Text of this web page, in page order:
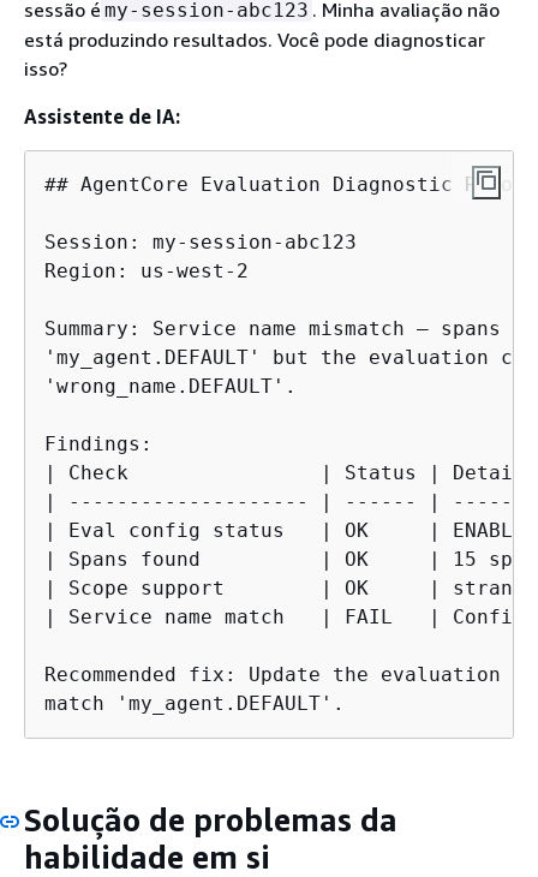
sessão é my-session-abc123 . Minha avaliação não
está produzindo resultados. Você pode diagnosticar
isso?
Assistente de IA:
## AgentCore Evaluation Diagnostic Report
Session: my-session-abc123
Region: us-west-2
Summary: Service name mismatch — spans
'my_agent.DEFAULT' but the evaluation
'wrong_name.DEFAULT'.
Findings:
| Check                | Status |
| -------------------- | ------ |
| Eval config status   | OK     |
| Spans found          | OK     | 15
| Scope support        | OK     |
| Service name match   | FAIL   | Config
Recommended fix: Update the evaluation
match 'my_agent.DEFAULT'.
Solução de problemas da
habilidade em si